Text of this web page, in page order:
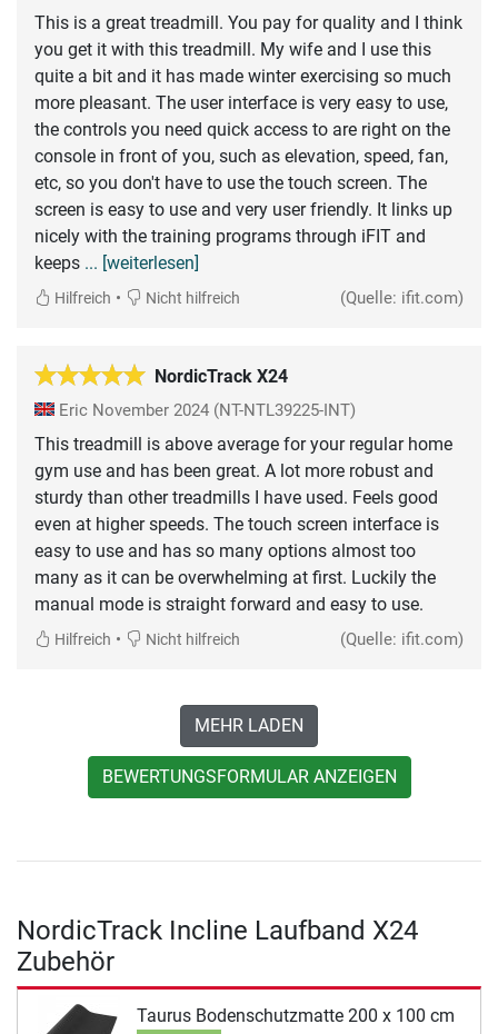
This is a great treadmill. You pay for quality and I think
you get it with this treadmill. My wife and I use this
quite a bit and it has made winter exercising so much
more pleasant. The user interface is very easy to use,
the controls you need quick access to are right on the
console in front of you, such as elevation, speed, fan,
etc, so you don't have to use the touch screen. The
screen is easy to use and very user friendly. It links up
nicely with the training programs through iFIT and
keeps ... [weiterlesen]
Hilfreich • Nicht hilfreich (Quelle: ifit.com)
NordicTrack X24
Eric November 2024 (NT-NTL39225-INT)
This treadmill is above average for your regular home
gym use and has been great. A lot more robust and
sturdy than other treadmills I have used. Feels good
even at higher speeds. The touch screen interface is
easy to use and has so many options almost too
many as it can be overwhelming at first. Luckily the
manual mode is straight forward and easy to use.
Hilfreich • Nicht hilfreich (Quelle: ifit.com)
MEHR LADEN
BEWERTUNGSFORMULAR ANZEIGEN
NordicTrack Incline Laufband X24
Zubehör
Taurus Bodenschutzmatte 200 x 100 cm